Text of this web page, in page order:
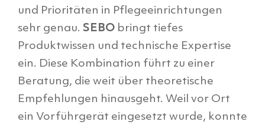
und Prioritäten in Pflegeeinrichtungen
sehr genau. SEBO bringt tiefes
Produktwissen und technische Expertise
ein. Diese Kombination führt zu einer
Beratung, die weit über theoretische
Empfehlungen hinausgeht. Weil vor Ort
ein Vorführgerät eingesetzt wurde, konnte